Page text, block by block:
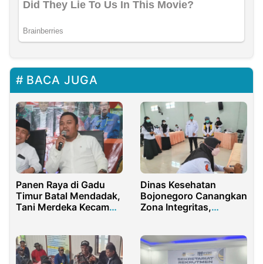
BACA JUGA
Panen Raya di Gadu
Timur Batal Mendadak,
Tani Merdeka Kecam
Dinas Kesehatan
Bojonegoro Canangkan
Zona Integritas,